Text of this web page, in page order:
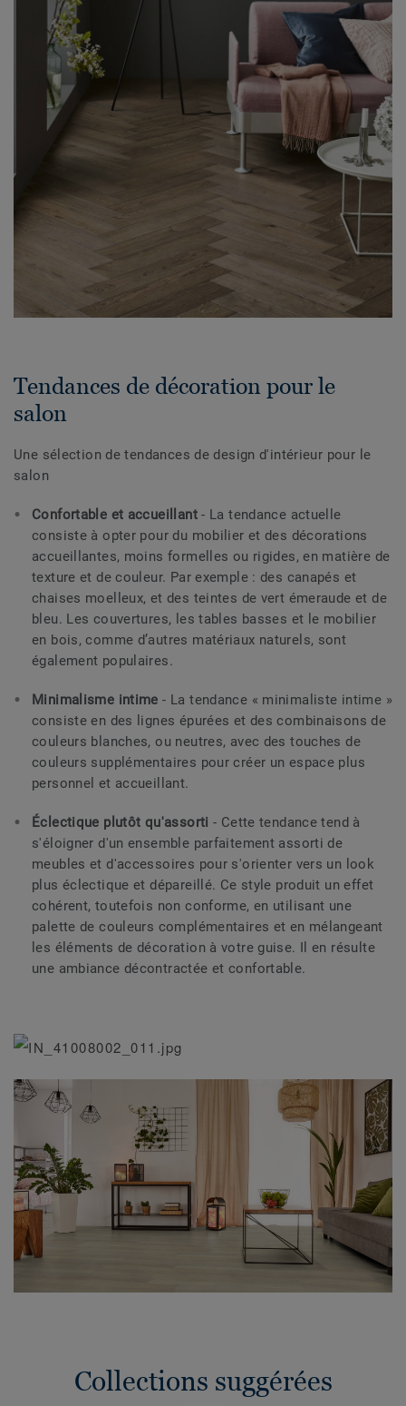
Tendances de décoration pour le
salon
Une sélection de tendances de design d'intérieur pour le
salon
Confortable et accueillant- La tendance actuelle
consiste à opter pour du mobilier et des décorations
accueillantes, moins formelles ou rigides, en matière de
texture et de couleur. Par exemple : des canapés et
chaises moelleux, et des teintes de vert émeraude et de
bleu. Les couvertures, les tables basses et le mobilier
en bois, comme d’autres matériaux naturels, sont
également populaires.
Minimalisme intime - La tendance « minimaliste intime »
consiste en des lignes épurées et des combinaisons de
couleurs blanches, ou neutres, avec des touches de
couleurs supplémentaires pour créer un espace plus
personnel et accueillant.
Éclectique plutôt qu'assorti - Cette tendance tend à
s'éloigner d'un ensemble parfaitement assorti de
meubles et d'accessoires pour s'orienter vers un look
plus éclectique et dépareillé. Ce style produit un effet
cohérent, toutefois non conforme, en utilisant une
palette de couleurs complémentaires et en mélangeant
les éléments de décoration à votre guise. Il en résulte
une ambiance décontractée et confortable.
Collections suggérées